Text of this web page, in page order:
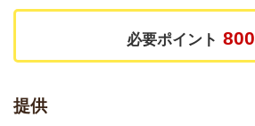
必要ポイント 800
提供